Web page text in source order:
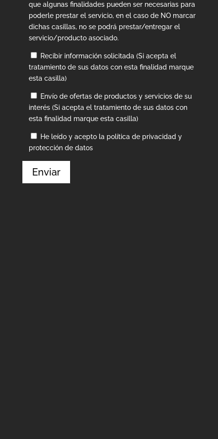
que algunas finalidades pueden ser necesarias para
poderle prestar el servicio, en el caso de NO marcar
dichas casillas, no se podrá prestar/entregar el
servicio/producto asociado.
Recibir información solicitada (Si acepta el
tratamiento de sus datos con esta finalidad marque
esta casilla)
Envío de ofertas de productos y servicios de su
interés (Si acepta el tratamiento de sus datos con
esta finalidad marque esta casilla)
He leído y acepto la política de privacidad y
protección de datos
Enviar